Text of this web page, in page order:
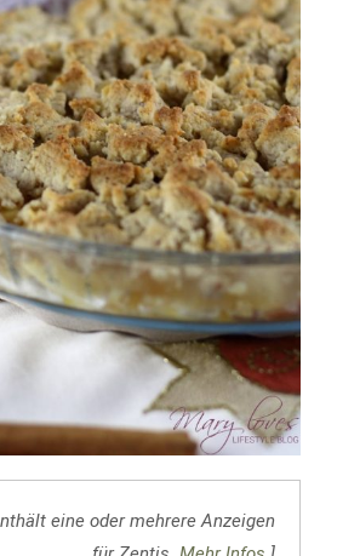
eine oder mehrere Anzeigen